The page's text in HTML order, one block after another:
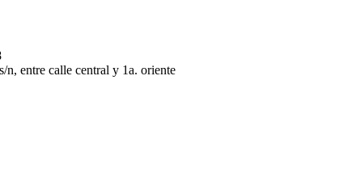
n, entre calle central y 1a. oriente